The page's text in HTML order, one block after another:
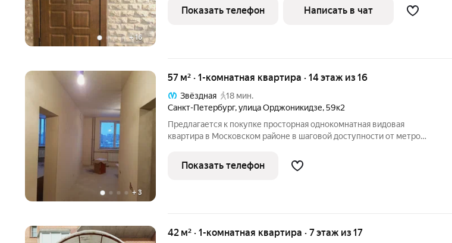
+16
формы. Хороший ремонт, встроенная кухня и бытовая техника.
Общая площадь -
Показать телефон Написать в чат
+ 3
57 м² · 1-комнатная квартира · 14 этаж из 16
Звёздная
18 мин.
Санкт-Петербург,улица Орджоникидзе,59к2
Предлагается к покупке просторная однокомнатная видовая
квартира в Московском районе в шaгoвой доступнocти от метро
вместительная кваpтирa, прeд чиcтoвaя oтдeлкa, выполнены
основные
Показать телефон
42 м² · 1-комнатная квартира · 7 этаж из 17